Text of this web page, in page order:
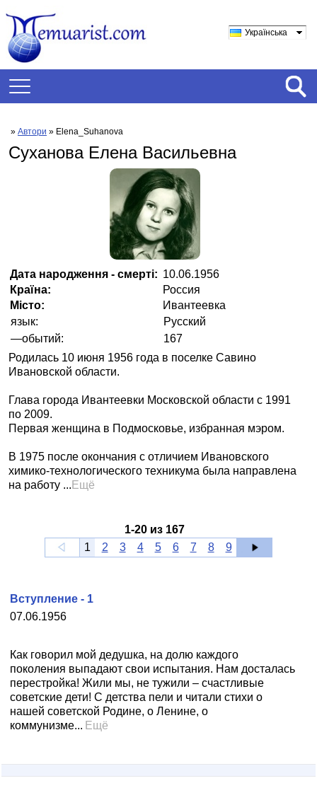
Українська
» Автори » Elena_Suhanova
Суханова Елена Васильевна
Дата народження - смерті: 10.06.1956
Країна:
Россия
Місто:
Ивантеевка
язык:
Русский
—обытий:
167
Родилась 10 июня 1956 года в поселке Савино
Ивановской области.
Глава города Ивантеевки Московской области с 1991
по 2009.
Первая женщина в Подмосковье, избранная мэром.
В 1975 после окончания с отличием Ивановского
химико-технологического техникума была направлена
на работу ... Ещё
1-20 из 167
1
2 3 4 5 6 7 8 9
07.06.1956
Вступление - 1
Как говорил мой дедушка, на долю каждого
поколения выпадают свои испытания. Нам досталась
перестройка! Жили мы, не тужили – счастливые
советские дети! С детства пели и читали стихи о
нашей советской Родине, о Ленине, о
коммунизме... Ещё